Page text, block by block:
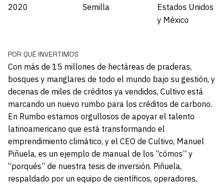
2020 Semilla
Estados Unidos
y México
POR QUÉ INVERTIMOS
Con más de 15 millones de hectáreas de praderas,
bosques y manglares de todo el mundo bajo su gestión, y
decenas de miles de créditos ya vendidos, Cultivo está
marcando un nuevo rumbo para los créditos de carbono.
En Rumbo estamos orgullosos de apoyar el talento
latinoamericano que está transformando el
emprendimiento climático, y el CEO de Cultivo, Manuel
Piñuela, es un ejemplo de manual de los “cómos” y
“porqués” de nuestra tesis de inversión. Piñuela,
respaldado por un equipo de científicos, operadores,